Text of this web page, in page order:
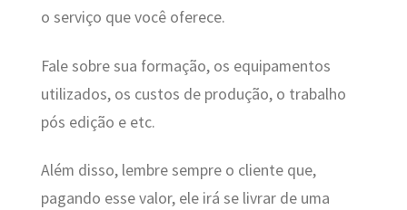
o serviço que você oferece.
Fale sobre sua formação, os equipamentos
utilizados, os custos de produção, o trabalho
pós edição e etc.
Além disso, lembre sempre o cliente que,
pagando esse valor, ele irá se livrar de uma